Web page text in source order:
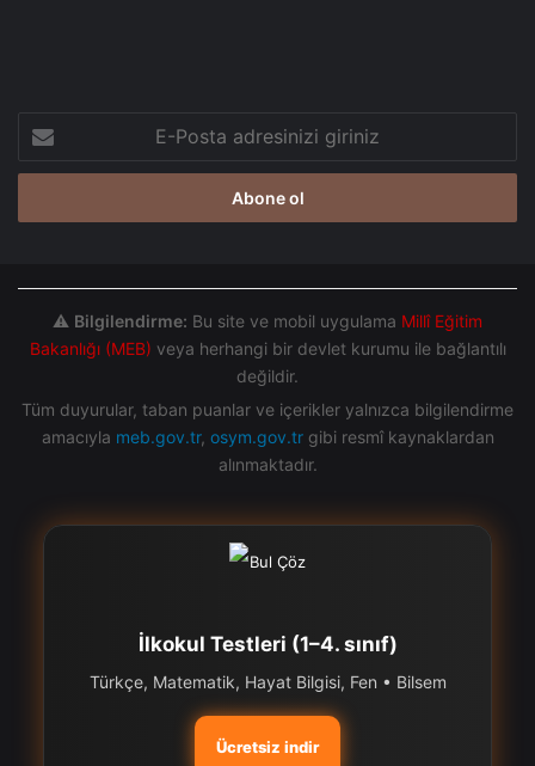
Posta
adresinizi
⚠️ Bilgilendirme: Bu site ve mobil uygulama Millî Eğitim
Bakanlığı (MEB) veya herhangi bir devlet kurumu ile bağlantılı
değildir.
Tüm duyurular, taban puanlar ve içerikler yalnızca bilgilendirme
amacıyla meb.gov.tr, osym.gov.trgibi resmî kaynaklardan
alınmaktadır.
İlkokul Testleri (1–4. sınıf)
Türkçe, Matematik, Hayat Bilgisi, Fen • Bilsem
Ücretsiz indir